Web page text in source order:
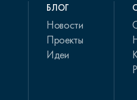
БЛОГ
Новости
Проекты
Идеи